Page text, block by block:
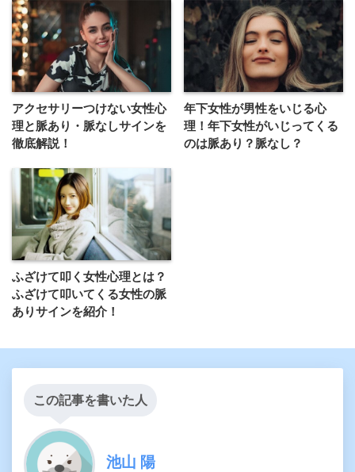
アクセサリーつけない女性心
理と脈あり・脈なしサインを
徹底解説！
年下女性が男性をいじる心
理！年下女性がいじってくる
のは脈あり？脈なし？
ふざけて叩く女性心理とは？
ふざけて叩いてくる女性の脈
ありサインを紹介！
この記事を書いた人
池山 陽